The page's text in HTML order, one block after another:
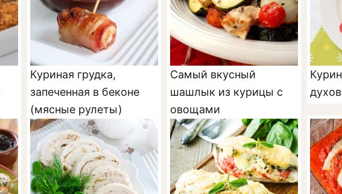
Куриная грудка,
запеченная в беконе
(мясные рулеты)
Самый вкусный
шашлык из курицы с
овощами